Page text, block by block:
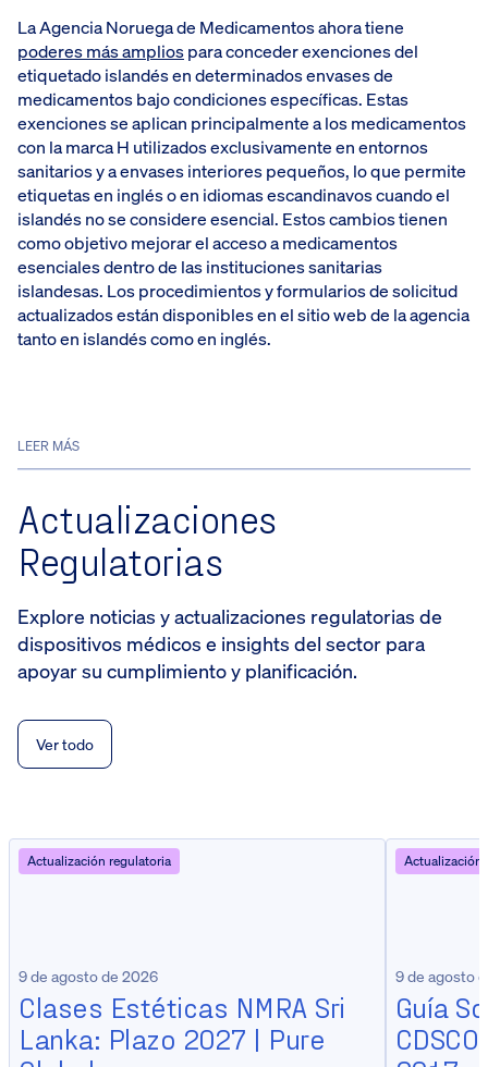
La Agencia Noruega de Medicamentos ahora tiene
poderes más ampliospara conceder exenciones del
etiquetado islandés en determinados envases de
medicamentos bajo condiciones específicas. Estas
exenciones se aplican principalmente a los medicamentos
con la marca H utilizados exclusivamente en entornos
sanitarios y a envases interiores pequeños, lo que permite
etiquetas en inglés o en idiomas escandinavos cuando el
islandés no se considere esencial. Estos cambios tienen
como objetivo mejorar el acceso a medicamentos
esenciales dentro de las instituciones sanitarias
islandesas. Los procedimientos y formularios de solicitud
actualizados están disponibles en el sitio web de la agencia
tanto en islandés como en inglés.
LEER MÁS
Actualizaciones
Regulatorias
Explore noticias y actualizaciones regulatorias de
dispositivos médicos e insights del sector para
apoyar su cumplimiento y planificación.
Ver todo
Actualización regulatoria
9 de agosto de 2026
Clases Estéticas NMRA Sri
Lanka: Plazo 2027 | Pure
Actualización
9 de agosto
Guía